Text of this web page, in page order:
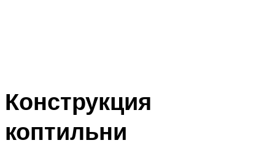
Конструкция
коптильни